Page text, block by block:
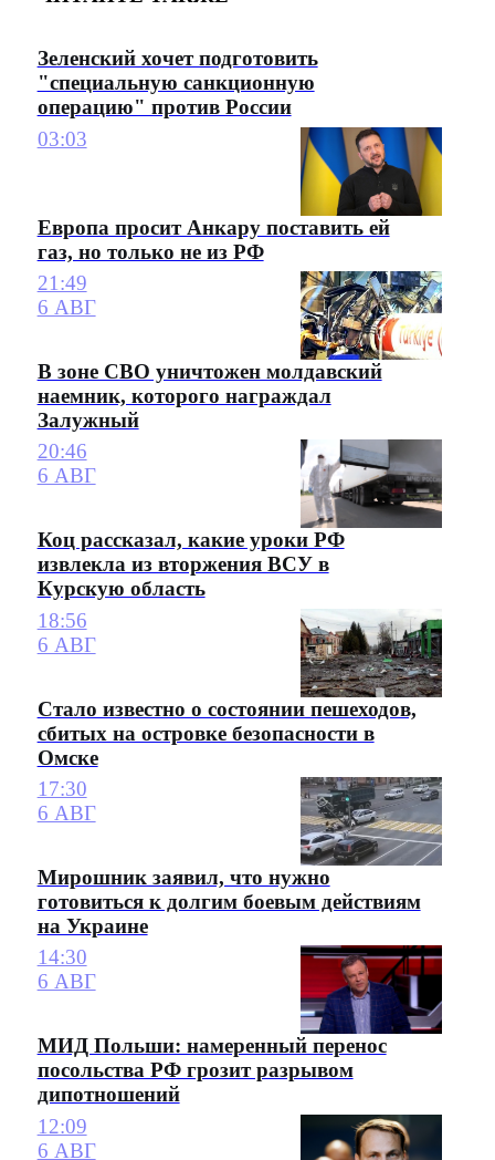
Зеленский хочет подготовить
"специальную санкционную
операцию" против России
03:03
Европа просит Анкару поставить ей
газ, но только не из РФ
21:49
6 АВГ
В зоне СВО уничтожен молдавский
наемник, которого награждал
Залужный
20:46
6 АВГ
Коц рассказал, какие уроки РФ
извлекла из вторжения ВСУ в
Курскую область
18:56
6 АВГ
Стало известно о состоянии пешеходов,
сбитых на островке безопасности в
Омске
17:30
6 АВГ
Мирошник заявил, что нужно
готовиться к долгим боевым действиям
на Украине
14:30
6 АВГ
МИД Польши: намеренный перенос
посольства РФ грозит разрывом
дипотношений
12:09
6 АВГ